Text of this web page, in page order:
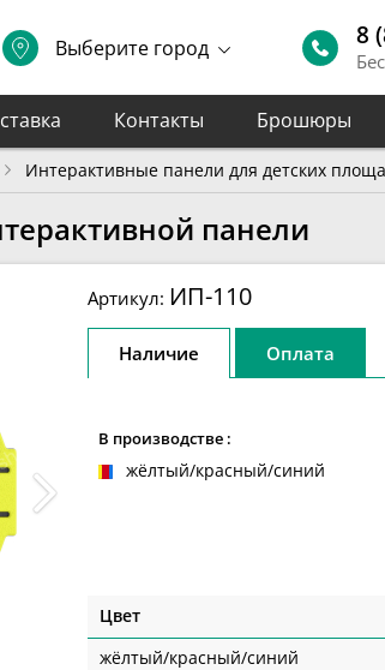
Выберите город 8
Контакты Брошюры
Интерактивные панели для детских
панели
Артикул: ИП-110
Наличие Оплата
В производстве :
жёлтый/красный/синий
Цвет
жёлтый/красный/синий